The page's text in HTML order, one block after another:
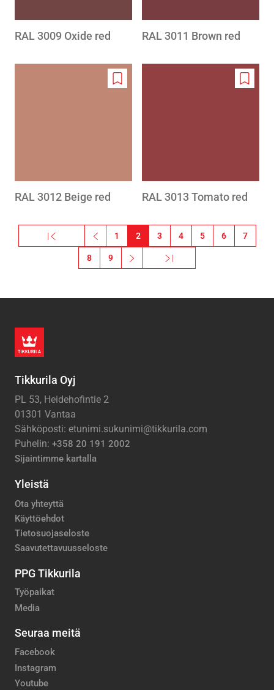
RAL 3009 Oxide red RAL 3011 Brown red
Add
RAL 3012 Beige red
Add
RAL 3013 Tomato red
« Ensimmäinen
Ensimmäinen sivu
‹‹
Edellinen sivu
1 2 3 4 5 6 7
8 9 ››
Seuraava sivu
Viimeinen »
Viimeinen sivu
Tikkurila Oyj
PL 53, Heidehofintie 2
01301 Vantaa
Sähköposti: etunimi.sukunimi@tikkurila.com
Puhelin: +358 20 191 2002
Sijaintimme kartalla
Yleistä
Ota yhteyttä
Käyttöehdot
Tietosuojaseloste
Saavutettavuusseloste
PPG Tikkurila
Työpaikat
Media
Seuraa meitä
Facebook
Instagram
Youtube